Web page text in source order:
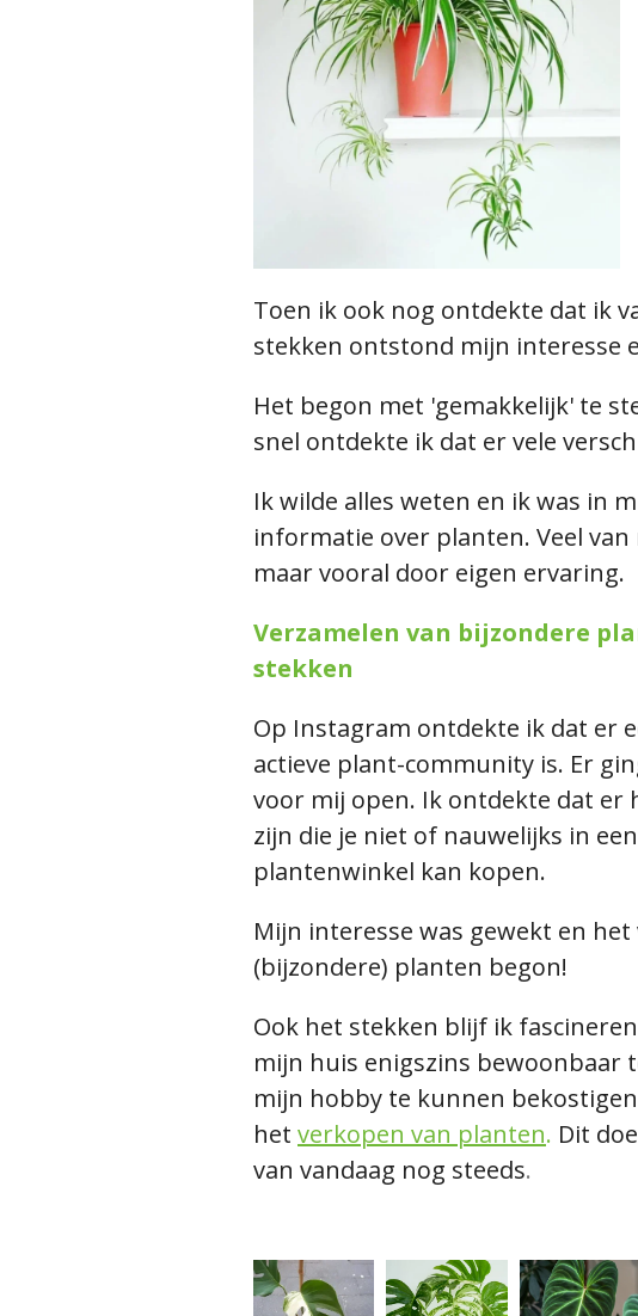
Toen ik ook nog ontdekte dat ik
stekken ontstond mijn interesse
Het begon met 'gemakkelijk' te
snel ontdekte ik dat er vele
Ik wilde alles weten en ik was in
informatie over planten. Veel
maar vooral door eigen ervaring.
Verzamelen van bijzondere
stekken
Op Instagram ontdekte ik dat er
actieve plant-community is. Er
voor mij open. Ik ontdekte dat er
zijn die je niet of nauwelijks in
plantenwinkel kan kopen.
Mijn interesse was gewekt en het
(bijzondere) planten begon!
Ook het stekken blijf ik
mijn huis enigszins bewoonbaar
mijn hobby te kunnen
het verkopen van planten. Dit
van vandaag nog steeds.